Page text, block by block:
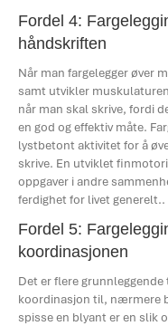
Fordel 4:
håndskriften
Når man fargelegger øver
samt utvikler
når man skal skrive, fordi
en god og effektiv måte.
lystbetont aktivitet for å
skrive. En utviklet
oppgaver i andre
ferdighet for livet generelt..
Fordel 5:
koordinasjonen
Det er flere
koordinasjon til, nærmere
spisse en blyant er en slik